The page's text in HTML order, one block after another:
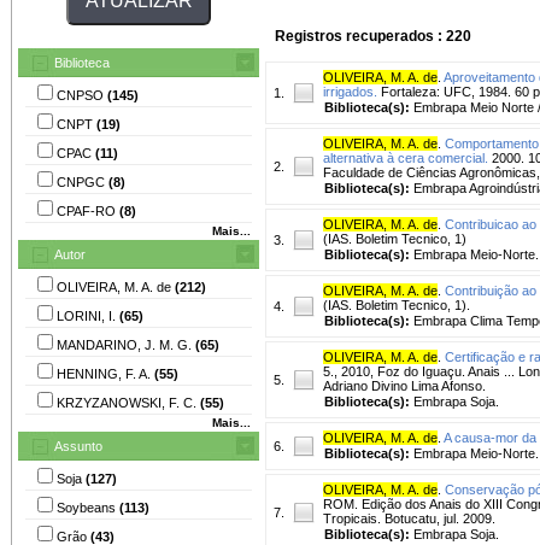
Biblioteca
CNPSO (145)
CNPT (19)
CPAC (11)
CNPGC (8)
CPAF-RO (8)
Mais...
Autor
OLIVEIRA, M. A. de (212)
LORINI, I. (65)
MANDARINO, J. M. G. (65)
HENNING, F. A. (55)
KRZYZANOWSKI, F. C. (55)
Mais...
Assunto
Soja (127)
Soybeans (113)
Grão (43)
Registros recuperados : 220
1.
OLIVEIRA, M. A. de Aproveitamento
irrigados. Fortaleza: UFC, 1984. 60
Biblioteca(s): Embrapa Meio Norte
2.
OLIVEIRA, M. A. de
alternativa à cera comercial. 2000.
Faculdade de Ciências
Biblioteca(s): Embrapa
3.
OLIVEIRA, M. A. de Contribuicao
(IAS. Boletim Tecnico, 1)
Biblioteca(s): Embrapa Meio-Norte.
4.
OLIVEIRA, M. A. de Contribuição
(IAS. Boletim Tecnico, 1).
Biblioteca(s): Embrapa Clima
5.
OLIVEIRA, M. A. de Certificação e
5., 2010, Foz do Iguaçu. Anais ...
Adriano Divino Lima Afonso.
Biblioteca(s): Embrapa Soja.
6.
OLIVEIRA, M. A. de A causa-mor
Biblioteca(s): Embrapa Meio-Norte.
7.
OLIVEIRA, M. A. de Conservação
ROM. Edição dos Anais do XIII
Tropicais. Botucatu, jul. 2009.
Biblioteca(s): Embrapa Soja.